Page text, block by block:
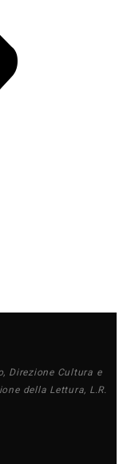
Direzione Cultura e
della Lettura, L.R.